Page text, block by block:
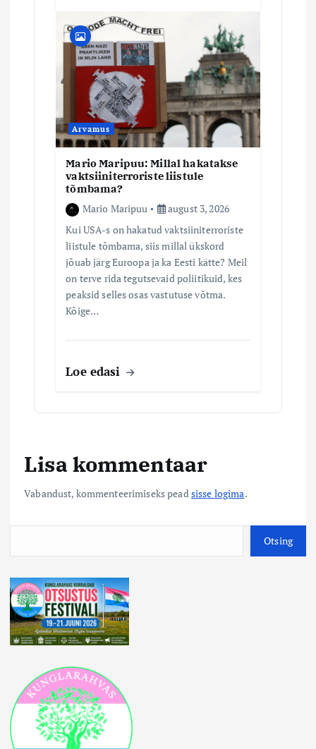
Arvamus
Mario Maripuu: Millal hakatakse
vaktsiiniterroriste liistule
tõmbama?
Mario Maripuu
august 3, 2026
Kui USA-s on hakatud vaktsiiniterroriste
liistule tõmbama, siis millal ükskord
jõuab järg Euroopa ja ka Eesti kätte? Meil
on terve rida tegutsevaid poliitikuid, kes
peaksid selles osas vastutuse võtma.
Kõige…
Loe edasi
Lisa kommentaar
Vabandust, kommenteerimiseks peadsisse logima.
i
Otsing